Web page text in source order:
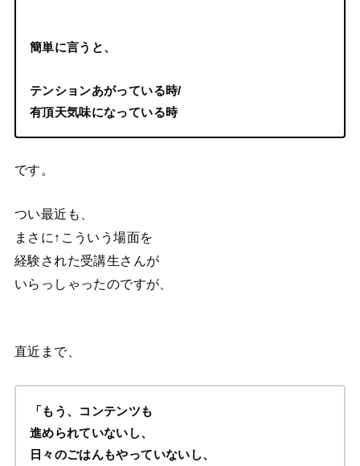
簡単に言うと、
テンションあがっている時/
有頂天気味になっている時
です。
つい最近も、
まさに↑こういう場面を
経験された受講生さんが
いらっしゃったのですが、
直近まで、
「もう、コンテンツも
進められていないし、
日々のごはんもやっていないし、